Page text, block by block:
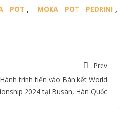
POT , MOKA POT PEDRINI ,
Prev
trình tiến vào Bán kết World
2024 tại Busan, Hàn Quốc